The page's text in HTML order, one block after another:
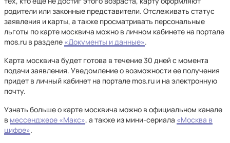
родители или законные представители. Отслеживать статус
заявления и карты, а также просматривать персональные
льготы по карте москвича можно в личном кабинете на портале
mos.ru в разделе «Документы и данные».
Карта москвича будет готова в течение 30 дней с момента
подачи заявления. Уведомление о возможности ее получения
придет в личный кабинет на портале mos.ru и на электронную
почту.
Узнать больше о карте москвича можно в официальном канале
в мессенджере «Макс», а также из мини-сериала «Москва в
цифре».